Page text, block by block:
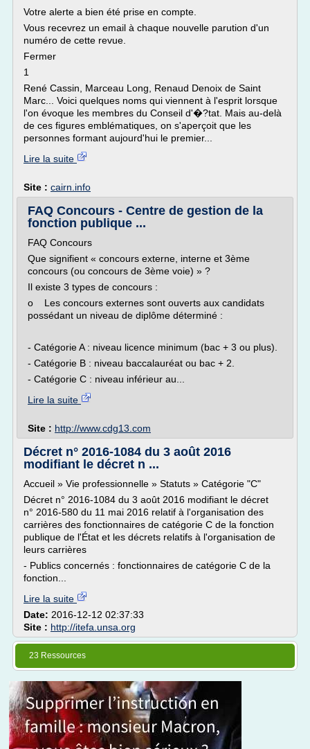
Votre alerte a bien été prise en compte.
Vous recevrez un email à chaque nouvelle parution d'un
numéro de cette revue.
Fermer
1
René Cassin, Marceau Long, Renaud Denoix de Saint
Marc... Voici quelques noms qui viennent à l'esprit lorsque
l'on évoque les membres du Conseil d'�?tat. Mais au-delà
de ces figures emblématiques, on s'aperçoit que les
personnes formant aujourd'hui le premier...
Lire la suite
Site : cairn.info
FAQ Concours - Centre de gestion de la
fonction publique ...
FAQ Concours
Que signifient « concours externe, interne et 3ème
concours (ou concours de 3ème voie) » ?
Il existe 3 types de concours :
o Les concours externes sont ouverts aux candidats
possédant un niveau de diplôme déterminé :
- Catégorie A : niveau licence minimum (bac + 3 ou plus).
- Catégorie B : niveau baccalauréat ou bac + 2.
- Catégorie C : niveau inférieur au...
Lire la suite
Site : http://www.cdg13.com
Décret n° 2016-1084 du 3 août 2016
modifiant le décret n ...
Accueil » Vie professionnelle » Statuts » Catégorie "C"
Décret n° 2016-1084 du 3 août 2016 modifiant le décret
n° 2016-580 du 11 mai 2016 relatif à l'organisation des
carrières des fonctionnaires de catégorie C de la fonction
publique de l'État et les décrets relatifs à l'organisation de
leurs carrières
- Publics concernés : fonctionnaires de catégorie C de la
fonction...
Lire la suite
Date: 2016-12-12 02:37:33
Site : http://itefa.unsa.org
23 Ressources